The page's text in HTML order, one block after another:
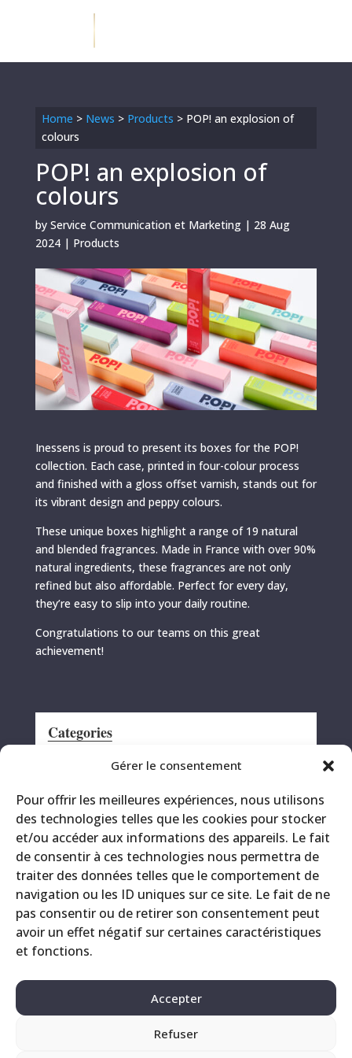
Gérer le consentement
Pour offrir les meilleures expériences, nous utilisons
des technologies telles que les cookies pour stocker
et/ou accéder aux informations des appareils. Le fait
de consentir à ces technologies nous permettra de
traiter des données telles que le comportement de
navigation ou les ID uniques sur ce site. Le fait de ne
pas consentir ou de retirer son consentement peut
avoir un effet négatif sur certaines caractéristiques
et fonctions.
Accepter
Refuser
Home > News > Products > POP! an explosion of
colours
POP! an explosion of
colours
by Service Communication et Marketing| 28 Aug
2024| Products
Inessens is proud to present its boxes for the POP!
collection. Each case, printed in four-colour process
and finished with a gloss offset varnish, stands out for
its vibrant design and peppy colours.
These unique boxes highlight a range of 19 natural
and blended fragrances. Made in France with over 90%
natural ingredients, these fragrances are not only
refined but also affordable. Perfect for every day,
they’re easy to slip into your daily routine.
Congratulations to our teams on this great
achievement!
Categories
Events
Miscellaneous
Printing site
Products